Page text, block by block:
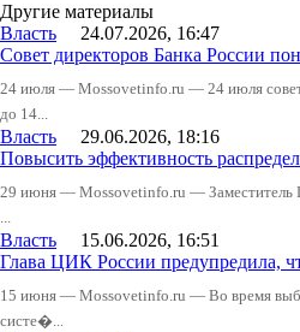
Другие материалы
Власть 24.07.2026, 16:47
Совет директоров Банка России
24 июля — Mossovetinfo.ru — 24 июля совет
до 14...
Власть 29.06.2026, 18:16
Повысить эффективность
29 июня — Mossovetinfo.ru — Заместитель
...
Власть 15.06.2026, 16:51
Глава ЦИК России предупредила,
15 июня — Mossovetinfo.ru — Во время
систе�...